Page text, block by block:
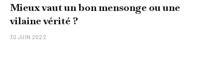
Mieux vaut un bon mensonge ou une
vilaine vérité ?
30 JUIN 2022